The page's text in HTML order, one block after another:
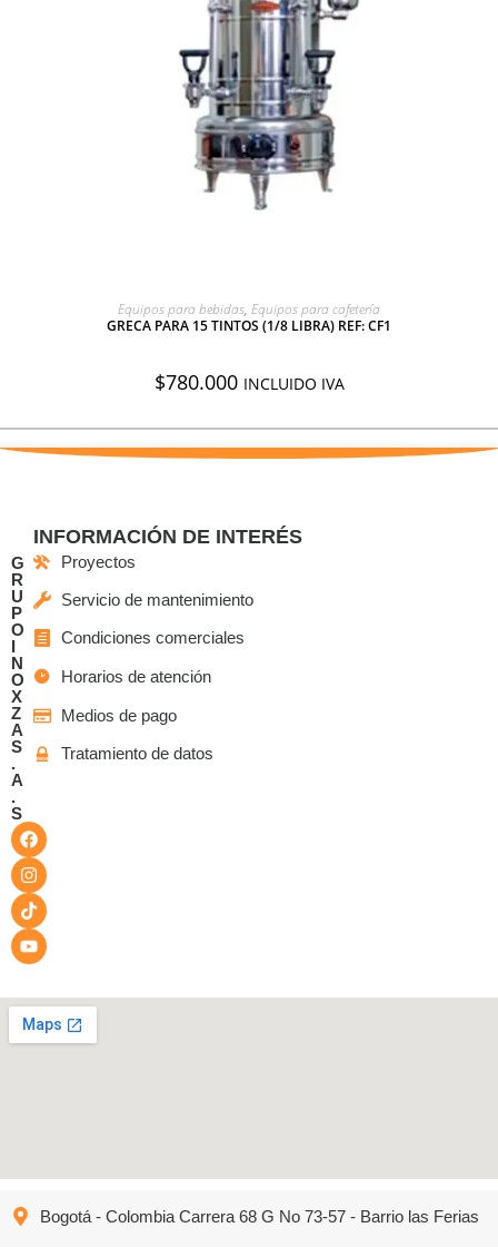
AGREGAR A COTIZACIÓN
Equipos para bebidas, Equipos para cafetería
GRECA PARA 15 TINTOS (1/8 LIBRA) REF: CF1
$780.000 INCLUIDO IVA
G
R
U
P
O
I
N
O
X
Z
A
S
.
A
.
S
INFORMACIÓN DE INTERÉS
Proyectos
Servicio de mantenimiento
Condiciones comerciales
Horarios de atención
Medios de pago
Tratamiento de datos
Bogotá - Colombia Carrera 68 G No 73-57 - Barrio las Ferias